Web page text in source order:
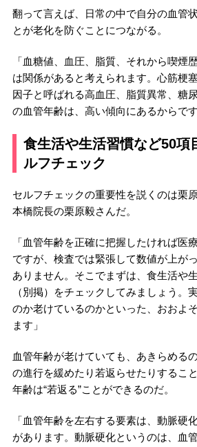
翻って言えば、日常の中で自分の血管
とが老化を防ぐことにつながる。
「血糖値、血圧、脂質、それから喫煙
は関係があると考えられます。心筋梗
因子と呼ばれる高血圧、脂質異常、糖
の血管年齢は、高い傾向にあるからです
食生活や生活習慣など50項
ルフチェック
セルフチェックの重要性を説くのは栗
本橋院長の栗原毅さんだ。
「血管年齢を正確に把握したければ医
ですが、検査では緊張して数値が上が
ありません。そこでまずは、食生活や
（別掲）をチェックしてみましょう。
のか老けているのかといった、おおよ
ます」
血管年齢が老けていても、あきらめる
の進行を緩めたり若返らせたりするこ
年齢は“若返る”ことができるのだ。
「血管年齢を左右する要素は、動脈硬
があります。動脈硬化というのは、血